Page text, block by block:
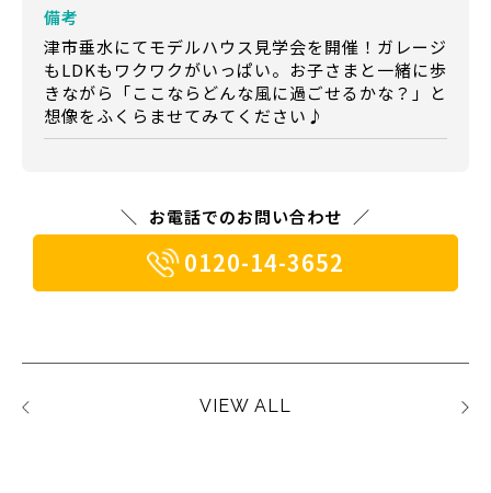
備考
津市垂水にてモデルハウス見学会を開催！ガレージ
もLDKもワクワクがいっぱい。お子さまと一緒に歩
きながら「ここならどんな風に過ごせるかな？」と
想像をふくらませてみてください♪
お電話でのお問い合わせ
0120-14-3652
VIEW ALL